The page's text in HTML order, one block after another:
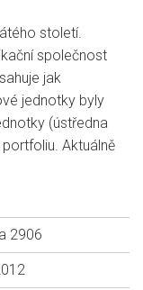
století.
společnost
jak
jednotky byly
(ústředna
Aktuálně
2906